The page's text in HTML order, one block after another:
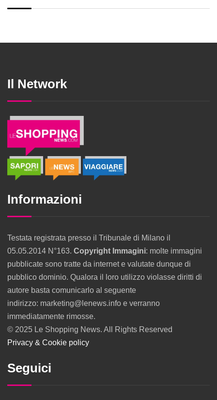
Il Network
Informazioni
Testata registrata presso il Tribunale di Milano il
05.05.2014 N°163. Copyright Immagini: molte immagini
pubblicate sono tratte da internet e valutate dunque di
pubblico dominio. Qualora il loro utilizzo violasse diritti di
autore basta comunicarlo al seguente
indirizzo: marketing@lenews.info e verranno
immediatamente rimosse.
© 2025 Le Shopping News. All Rights Reserved
Privacy & Cookie policy
Seguici